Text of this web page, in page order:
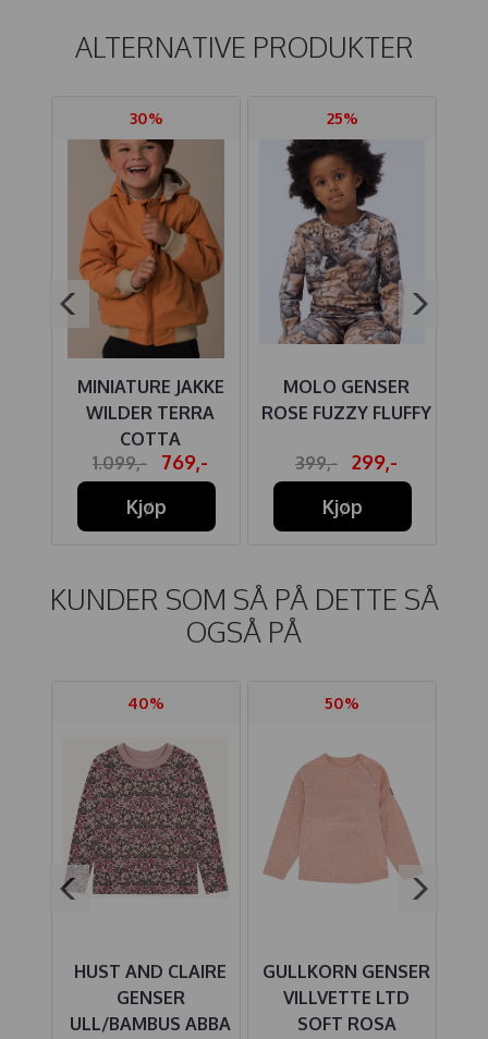
ALTERNATIVE PRODUKTER
30%
MINIATURE JAKKE
WILDER TERRA
COTTA
1.099,-
769,-
Kjøp
25%
MOLO GENSER
ROSE FUZZY FLUFFY
399,-
299,-
Kjøp
KUNDER SOM SÅ PÅ DETTE SÅ
OGSÅ PÅ
40%
HUST AND CLAIRE
GENSER
ULL/BAMBUS ABBA
50%
GULLKORN GENSER
VILLVETTE LTD
SOFT ROSA